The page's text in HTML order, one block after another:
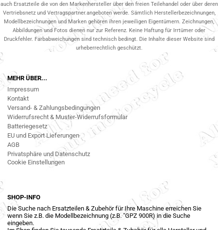
auch Ersatzteile die von den Markenhersteller über den freien Teilehandel oder über deren
Vertriebsnetz und Vertragspartner.angeboten werde. Sämtlich Herstellerbezeichnungen,
Modellbezeichnungen und Marken gehören ihren jeweiligen Eigentümern. Zeichnungen,
Abbildungen und Fotos dienen nur zur Referenz. Keine Haftung für Irrtümer oder
Druckfehler. Farbabweichungen sind technisch bedingt. Die Inhalte dieser Website sind
urheberrechtlich geschützt.
MEHR ÜBER...
Impressum
Kontakt
Versand- & Zahlungsbedingungen
Widerrufsrecht & Muster-Widerrufsformular
Batteriegesetz
EU und Export Lieferungen
AGB
Privatsphäre und Datenschutz
Cookie Einstellungen
SHOP-INFO
Die Suche nach Ersatzteilen & Zubehör für Ihre Maschine erreichen Sie
wenn Sie z.B. die Modellbezeichnung (z.B. "GPZ 900R) in die Suche
eingeben.